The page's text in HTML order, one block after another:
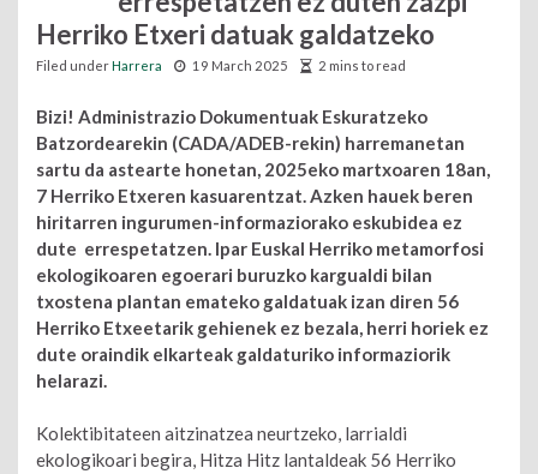
Herriko Etxeri datuak galdatzeko
Filed underHarrera 19 March 2025 2 mins to read
Bizi! Administrazio Dokumentuak Eskuratzeko
Batzordearekin (CADA/ADEB-rekin) harremanetan
sartu da astearte honetan, 2025eko martxoaren 18an,
7 Herriko Etxeren kasuarentzat. Azken hauek beren
hiritarren ingurumen-informaziorako eskubidea ez
dute errespetatzen. Ipar Euskal Herriko metamorfosi
ekologikoaren egoerari buruzko kargualdi bilan
txostena plantan emateko galdatuak izan diren 56
Herriko Etxeetarik gehienek ez bezala, herri horiek ez
dute oraindik elkarteak galdaturiko informaziorik
helarazi.
Kolektibitateen aitzinatzea neurtzeko, larrialdi
ekologikoari begira, Hitza Hitz lantaldeak 56 Herriko